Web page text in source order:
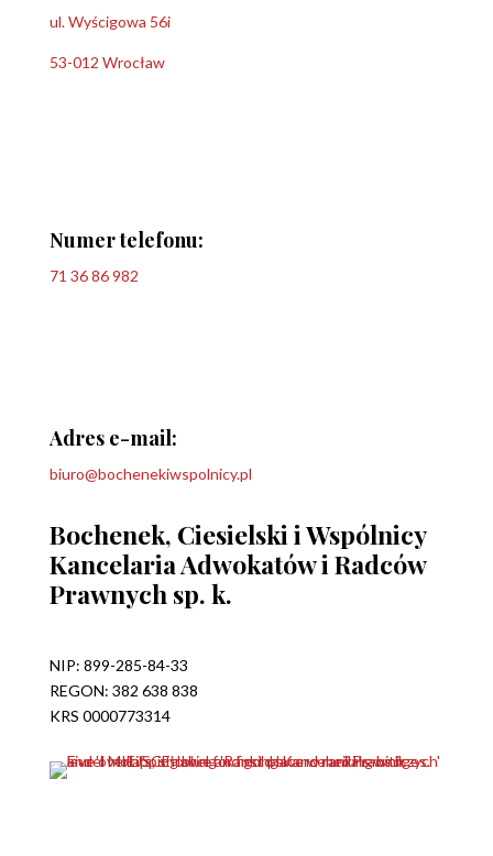
ul. Wyścigowa 56i
53-012 Wrocław
Numer telefonu:
71 36 86 982
Adres e-mail:
biuro@bochenekiwspolnicy.pl
Bochenek, Ciesielski i Wspólnicy
Kancelaria Adwokatów i Radców
Prawnych sp. k.
NIP: 899-285-84-33
REGON: 382 638 838
KRS 0000773314